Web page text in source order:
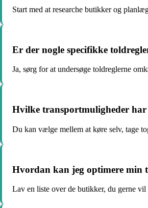
Start med at researche butikker og
Er der nogle specifikke
Ja, sørg for at undersøge toldreglerne
Hvilke transportmuligheder
Du kan vælge mellem at køre selv, tage
Hvordan kan jeg optimere
Lav en liste over de butikker, du gerne